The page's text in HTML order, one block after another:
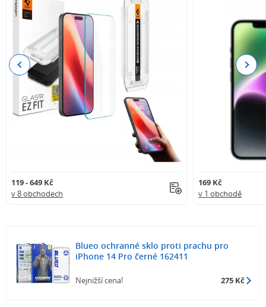
119 - 649 Kč
v 8 obchodech
169 Kč
v 1 obchodě
Previous Next
Blueo ochranné sklo proti prachu pro
iPhone 14 Pro černé 162411
Nejnižší cena! 275 Kč